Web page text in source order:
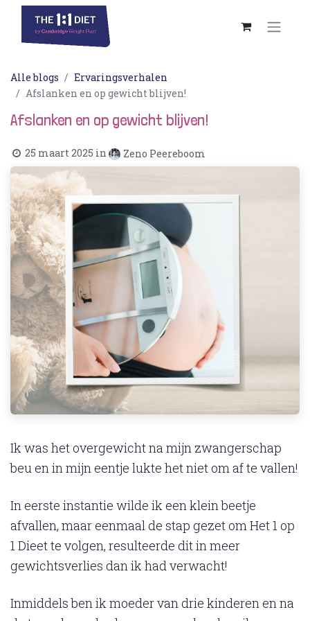
Alle blogs
Ervaringsverhalen
Afslanken en op gewicht blijven!
Afslanken en op gewicht blijven!
25 maart 2025 in Zeno Peereboom
Ik was het overgewicht na mijn zwangerschap
beu en in mijn eentje lukte het niet om af te vallen!
In eerste instantie wilde ik een klein beetje
afvallen, maar eenmaal de stap gezet om Het 1 op
1 Dieet te volgen, resulteerde dit in meer
gewichtsverlies dan ik had verwacht!
Inmiddels ben ik moeder van drie kinderen en na